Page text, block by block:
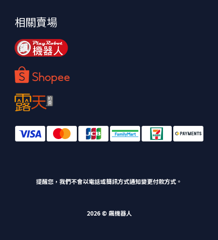
相關賣場
提醒您，我們不會以電話或簡訊方式通知變更付款方式。
2026 © 飆機器人